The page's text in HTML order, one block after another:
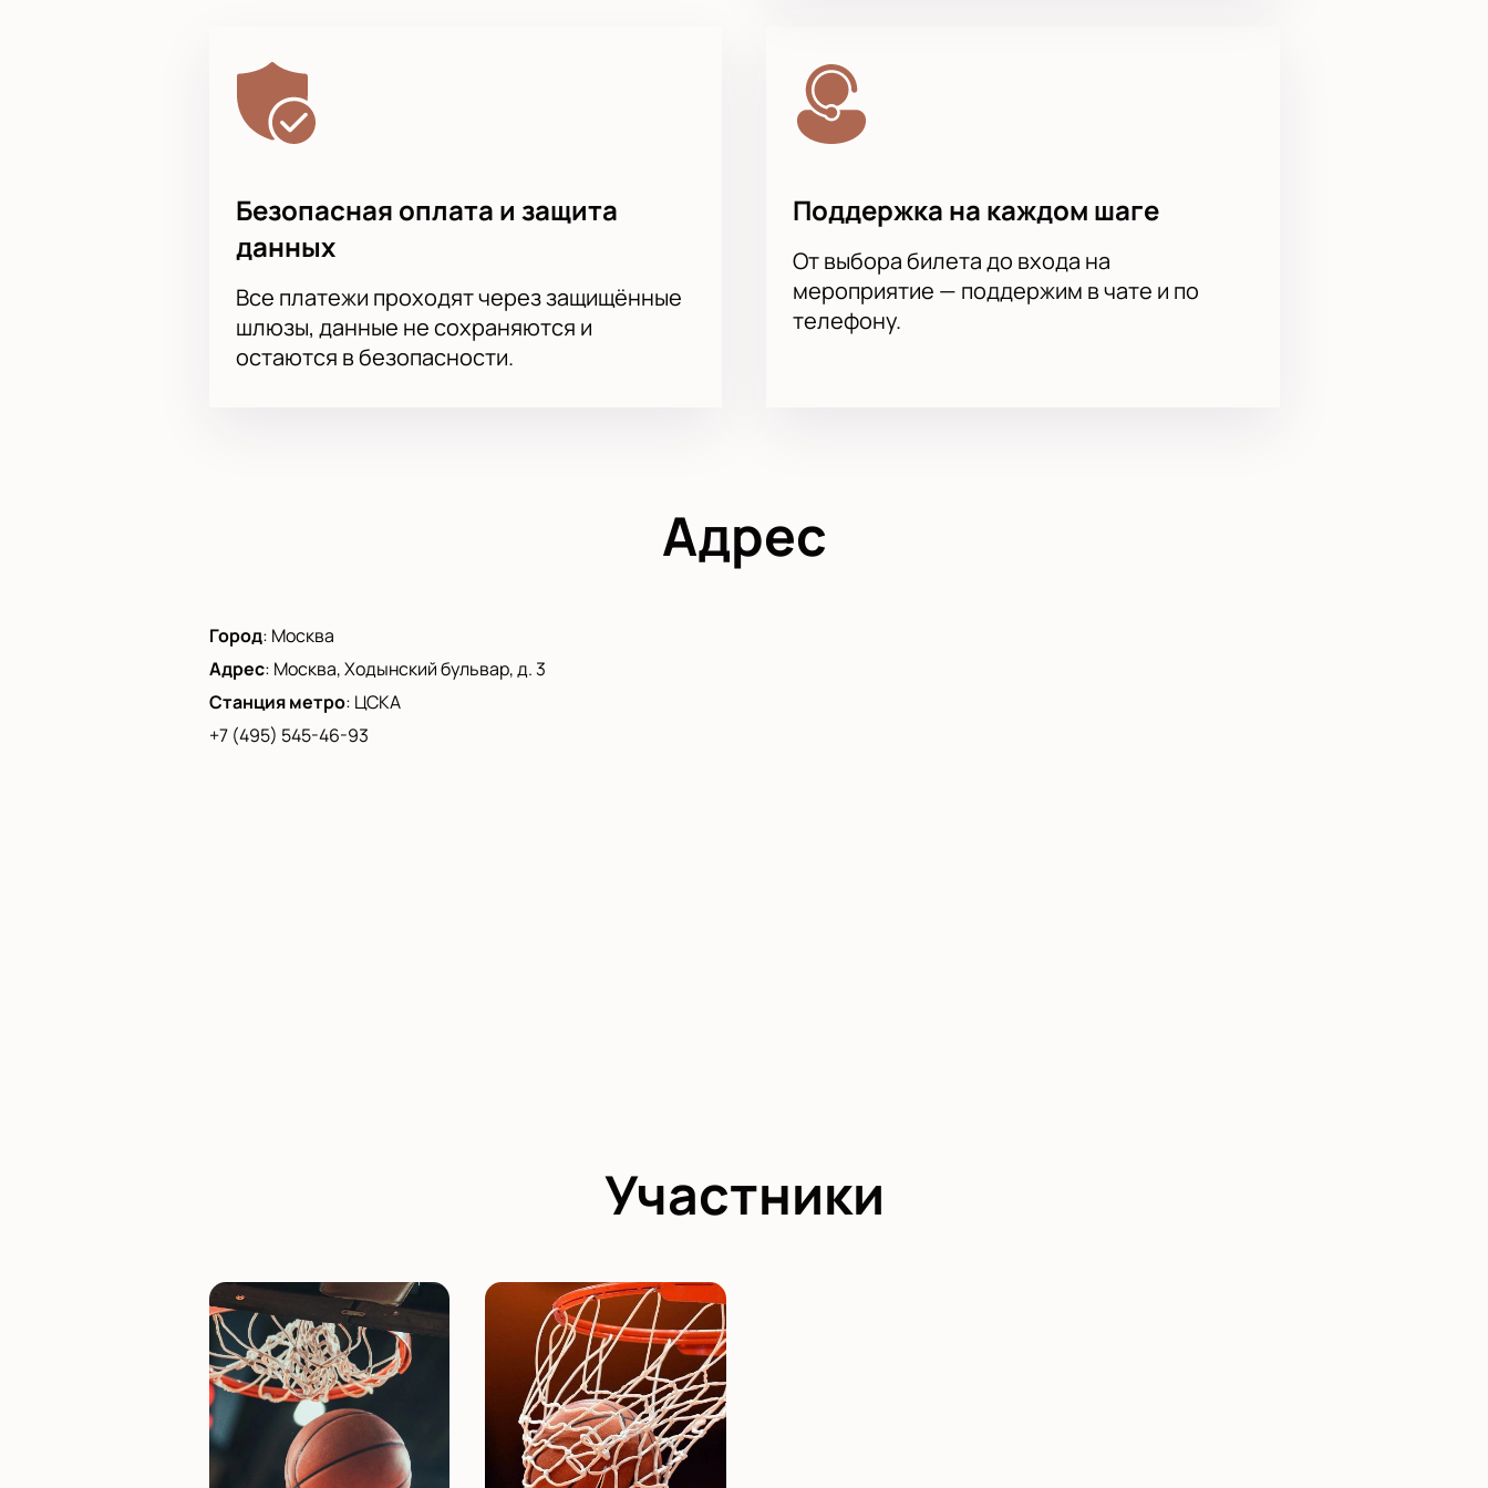
Покупка билета по телефону с помощью менеджера
ВИП (VIP)-ложи для ценителей комфорта
Специальные предложения для корпоративных клиентов
Безопасная оплата и защита
данных
Все платежи проходят через защищённые
шлюзы, данные не сохраняются и
остаются в безопасности.
Поддержка на каждом шаге
От выбора билета до входа на
мероприятие — поддержим в чате и по
телефону.
Адрес
Город: Москва
Адрес: Москва, Ходынский бульвар, д. 3
Станция метро: ЦСКА
+7 (495) 545-46-93
Участники